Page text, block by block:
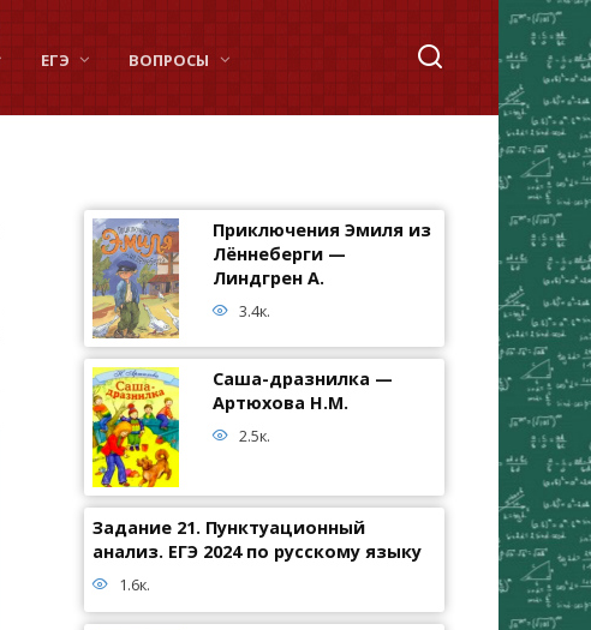
ЕГЭ ВОПРОСЫ
Приключения Эмиля из
Лённеберги —
Линдгрен А.
3.4к.
Саша-дразнилка —
Артюхова Н.М.
2.5к.
Задание 21. Пунктуационный
анализ. ЕГЭ 2024 по русскому языку
1.6к.